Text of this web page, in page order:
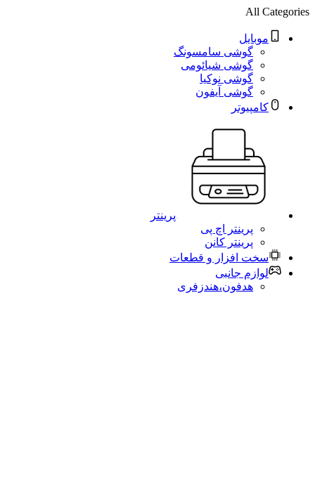
All Categories
موبایل
گوشی سامسونگ
گوشی شیائومی
گوشی نوکیا
گوشی آیفون
کامپیوتر
پرینتر
پرینتر اچ پی
پرینتر کانن
سخت افزار و قطعات
لوازم جانبی
هدفون،هندزفری